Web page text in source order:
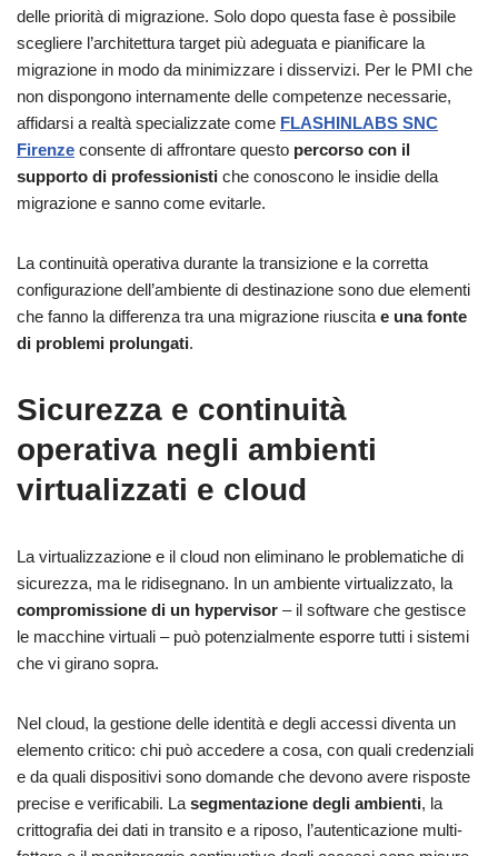
delle priorità di migrazione. Solo dopo questa fase è possibile
scegliere l’architettura target più adeguata e pianificare la
migrazione in modo da minimizzare i disservizi. Per le PMI che
non dispongono internamente delle competenze necessarie,
affidarsi a realtà specializzate come FLASHINLABS SNC
Firenze consente di affrontare questo percorso con il
supporto di professionisti che conoscono le insidie della
migrazione e sanno come evitarle.
La continuità operativa durante la transizione e la corretta
configurazione dell’ambiente di destinazione sono due elementi
che fanno la differenza tra una migrazione riuscita e una fonte
di problemi prolungati.
Sicurezza e continuità
operativa negli ambienti
virtualizzati e cloud
La virtualizzazione e il cloud non eliminano le problematiche di
sicurezza, ma le ridisegnano. In un ambiente virtualizzato, la
compromissione di un hypervisor – il software che gestisce
le macchine virtuali – può potenzialmente esporre tutti i sistemi
che vi girano sopra.
Nel cloud, la gestione delle identità e degli accessi diventa un
elemento critico: chi può accedere a cosa, con quali credenziali
e da quali dispositivi sono domande che devono avere risposte
precise e verificabili. La segmentazione degli ambienti, la
crittografia dei dati in transito e a riposo, l’autenticazione multi-